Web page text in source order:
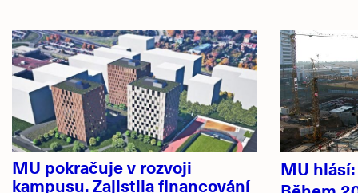
články
Hlavní
novinky
MU pokračuje v rozvoji
kampusu. Zajistila financování
MU